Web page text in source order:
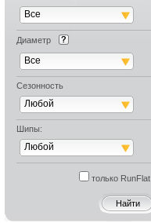
Все
Диаметр
Все
Сезонность
Любой
Шипы:
Любой
только RunFlat